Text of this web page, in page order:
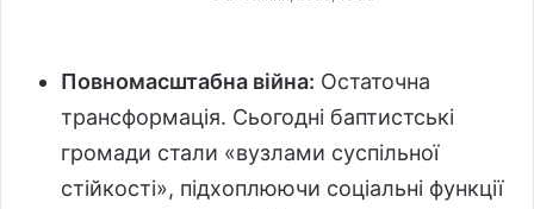
Повномасштабна війна: Остаточна
трансформація. Сьогодні баптистські
громади стали «вузлами суспільної
стійкості», підхоплюючи соціальні функції